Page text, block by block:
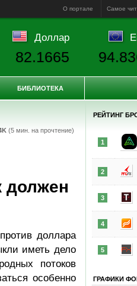
О портале Самое
(5 мин. на прочтение)
должен
доллара
иметь дело
потоков
особенно
РЕЙТИНГ
1
2
3
4
5
ГРАФИКИ
Доллар
82.1665
БИБЛИОТЕКА